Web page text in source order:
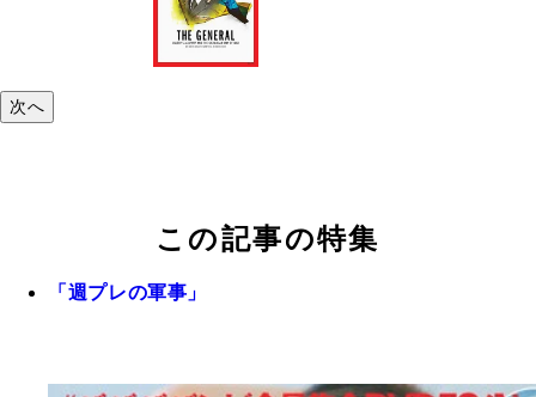
次へ
この記事の特集
「週プレの軍事」